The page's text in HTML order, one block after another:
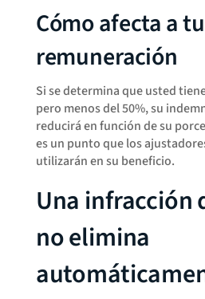
Cómo afecta a tu
remuneración
Si se determina que usted
pero menos del 50%, su
reducirá en función de su
es un punto que los
utilizarán en su beneficio.
Una infracción
no elimina